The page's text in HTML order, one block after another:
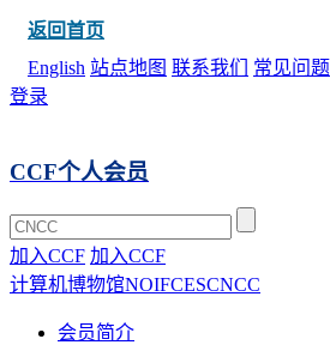
返回首页
English 站点地图 联系我们 常见问题
登录
CCF个人会员
加入CCF 加入CCF
计算机博物馆NOIFCESCNCC
会员简介